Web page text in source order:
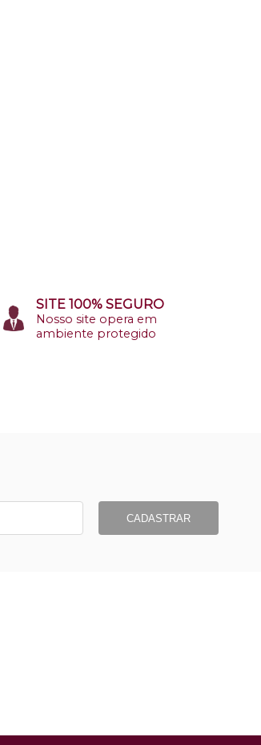
SITE 100% SEGURO
Nosso site opera em
ambiente protegido
CADASTRAR